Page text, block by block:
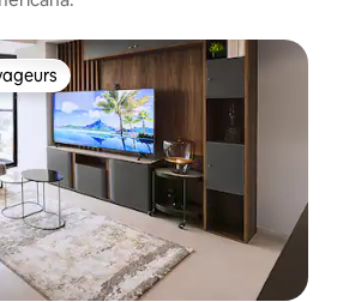
les plus appréciés